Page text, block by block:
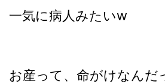
一気に病人みたいw
お産って、命がけなんだ